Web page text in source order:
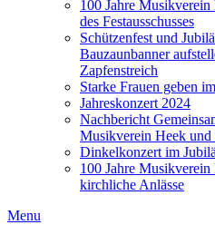
100 Jahre
des Festausschusses
Schützenfest und
Bauzaunbanner
Zapfenstreich
Starke Frauen geben
Jahreskonzert 2024
Nachbericht
Musikverein Heek
Dinkelkonzert im
100 Jahre
kirchliche Anlässe
Menu